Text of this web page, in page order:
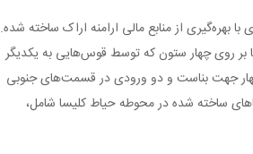
چمران شهر اراک قرار داره. بنای این کلیسا در سال ۱۹۱۴ میلادی با بهره‌گیری از منابع مالی ارامنه اراک ساخته شده.
روی چهار ستون که توسط قوس‌هایی به یکدیگر
جهت بناست و دو ورودی در قسمت‌های جنوبی
ساخته شده در محوطه حیاط کلیسا شامل،